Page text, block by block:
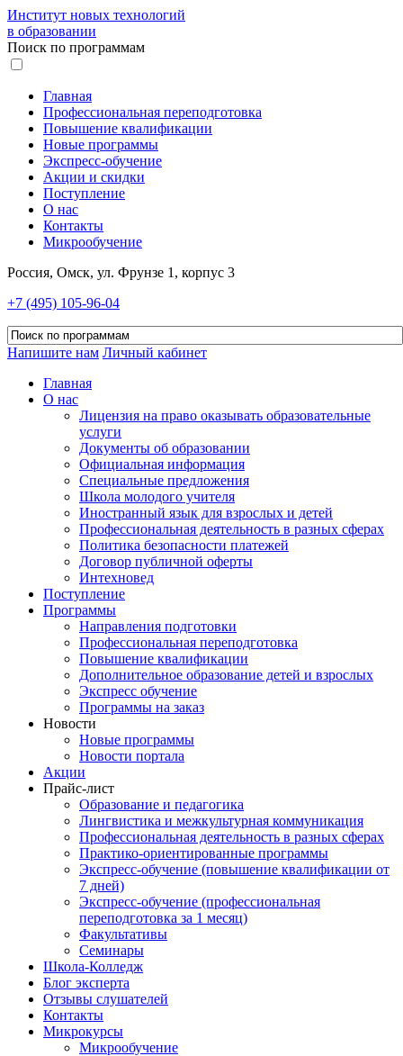
Институт новых технологий
в образовании
Поиск по программам
Главная
Профессиональная переподготовка
Повышение квалификации
Новые программы
Экспресс-обучение
Акции и скидки
Поступление
О нас
Контакты
Микрообучение
Россия, Омск, ул. Фрунзе 1, корпус 3
+7 (495) 105-96-04
Напишите нам Личный кабинет
Главная
О нас
Лицензия на право оказывать образовательные
услуги
Документы об образовании
Официальная информация
Специальные предложения
Школа молодого учителя
Иностранный язык для взрослых и детей
Профессиональная деятельность в разных сферах
Политика безопасности платежей
Договор публичной оферты
Интехновед
Поступление
Программы
Направления подготовки
Профессиональная переподготовка
Повышение квалификации
Дополнительное образование детей и взрослых
Экспресс обучение
Программы на заказ
Новости
Новые программы
Новости портала
Акции
Прайс-лист
Образование и педагогика
Лингвистика и межкультурная коммуникация
Профессиональная деятельность в разных сферах
Практико-ориентированные программы
Экспресс-обучение (повышение квалификации от
7 дней)
Экспресс-обучение (профессиональная
переподготовка за 1 месяц)
Факультативы
Семинары
Школа-Колледж
Блог эксперта
Отзывы слушателей
Контакты
Микрокурсы
Микрообучение